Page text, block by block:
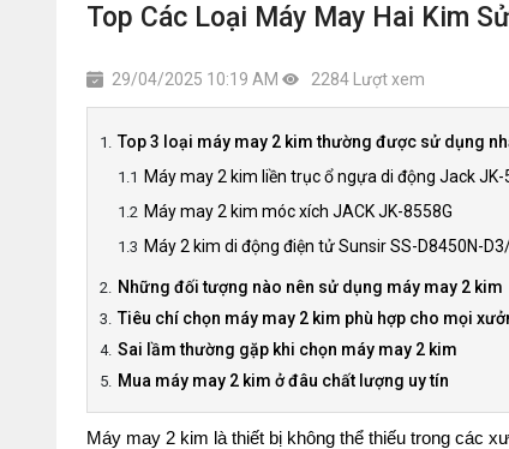
Top Các Loại Máy May Hai Kim
29/04/2025 10:19 AM 2284 Lượt xem
Top 3 loại máy may 2 kim thường được sử dụng
Máy may 2 kim liền trục ổ ngựa di động Jack JK-
Máy may 2 kim móc xích JACK JK-8558G
Máy 2 kim di động điện tử Sunsir SS-D8450N-
Những đối tượng nào nên sử dụng máy may 2 kim
Tiêu chí chọn máy may 2 kim phù hợp cho mọi
Sai lầm thường gặp khi chọn máy may 2 kim
Mua máy may 2 kim ở đâu chất lượng uy tín
Máy may 2 kim là thiết bị không thể thiếu trong các